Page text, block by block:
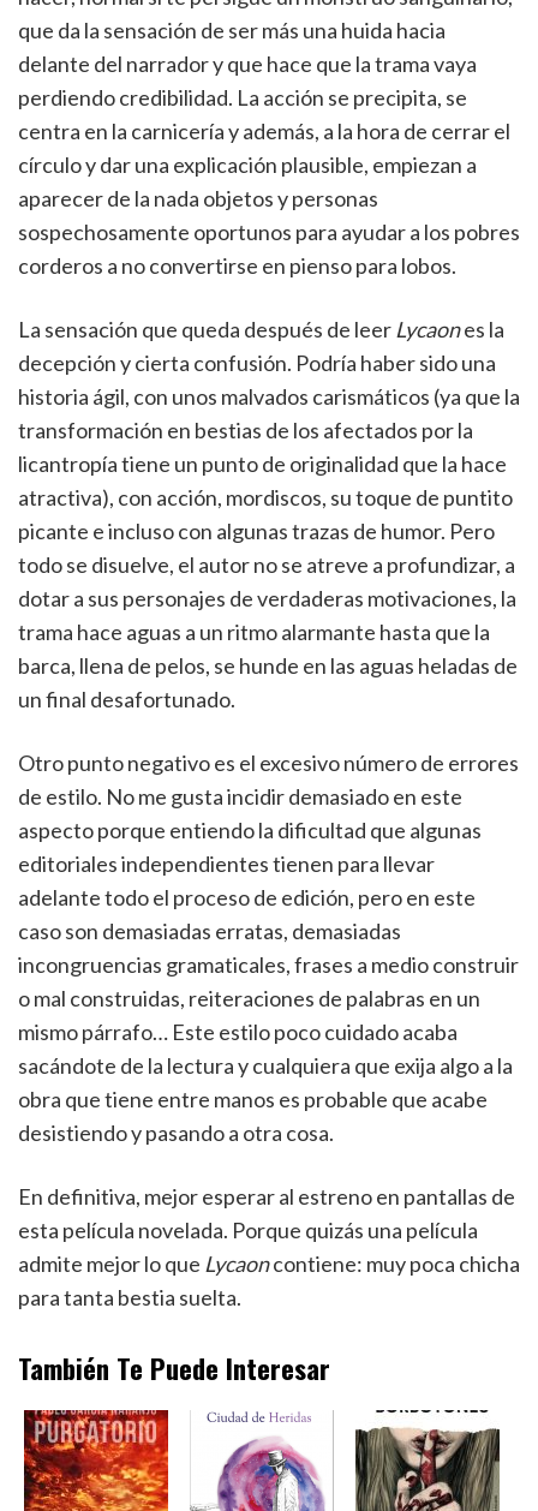
que da la sensación de ser más una huida hacia
delante del narrador y que hace que la trama vaya
perdiendo credibilidad. La acción se precipita, se
centra en la carnicería y además, a la hora de cerrar el
círculo y dar una explicación plausible, empiezan a
aparecer de la nada objetos y personas
sospechosamente oportunos para ayudar a los pobres
corderos a no convertirse en pienso para lobos.
La sensación que queda después de leer Lycaones la
decepción y cierta confusión. Podría haber sido una
historia ágil, con unos malvados carismáticos (ya que la
transformación en bestias de los afectados por la
licantropía tiene un punto de originalidad que la hace
atractiva), con acción, mordiscos, su toque de puntito
picante e incluso con algunas trazas de humor. Pero
todo se disuelve, el autor no se atreve a profundizar, a
dotar a sus personajes de verdaderas motivaciones, la
trama hace aguas a un ritmo alarmante hasta que la
barca, llena de pelos, se hunde en las aguas heladas de
un final desafortunado.
Otro punto negativo es el excesivo número de errores
de estilo. No me gusta incidir demasiado en este
aspecto porque entiendo la dificultad que algunas
editoriales independientes tienen para llevar
adelante todo el proceso de edición, pero en este
caso son demasiadas erratas, demasiadas
incongruencias gramaticales, frases a medio construir
o mal construidas, reiteraciones de palabras en un
mismo párrafo… Este estilo poco cuidado acaba
sacándote de la lectura y cualquiera que exija algo a la
obra que tiene entre manos es probable que acabe
desistiendo y pasando a otra cosa.
En definitiva, mejor esperar al estreno en pantallas de
esta película novelada. Porque quizás una película
admite mejor lo que Lycaoncontiene: muy poca chicha
para tanta bestia suelta.
También Te Puede Interesar